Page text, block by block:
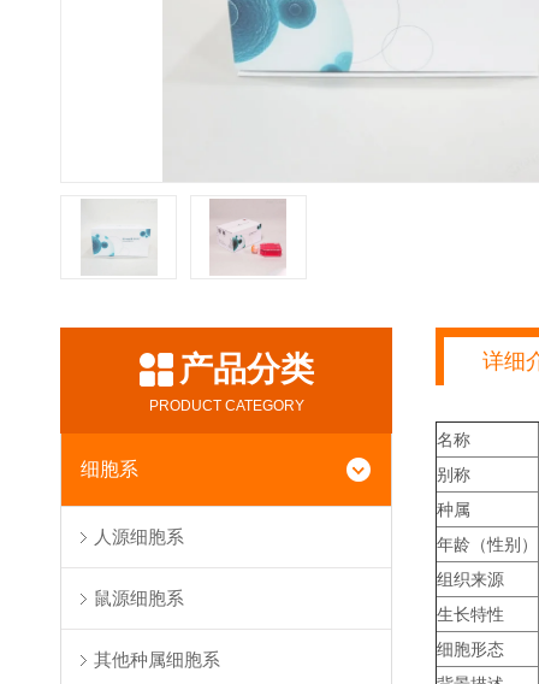
产品分类
PRODUCT CATEGORY
细胞系
人源细胞系
鼠源细胞系
其他种属细胞系
详细
名称
别称
种属
年龄（性别）
组织来源
生长特性
细胞形态